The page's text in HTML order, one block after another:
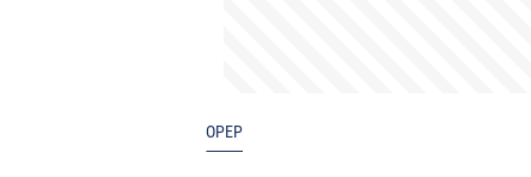
OPEP